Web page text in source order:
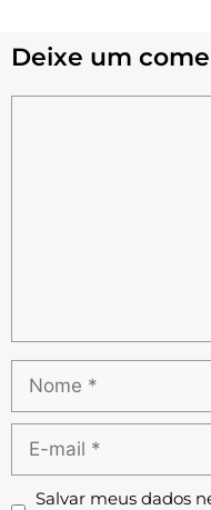
Deixe um
Salvar meus dados